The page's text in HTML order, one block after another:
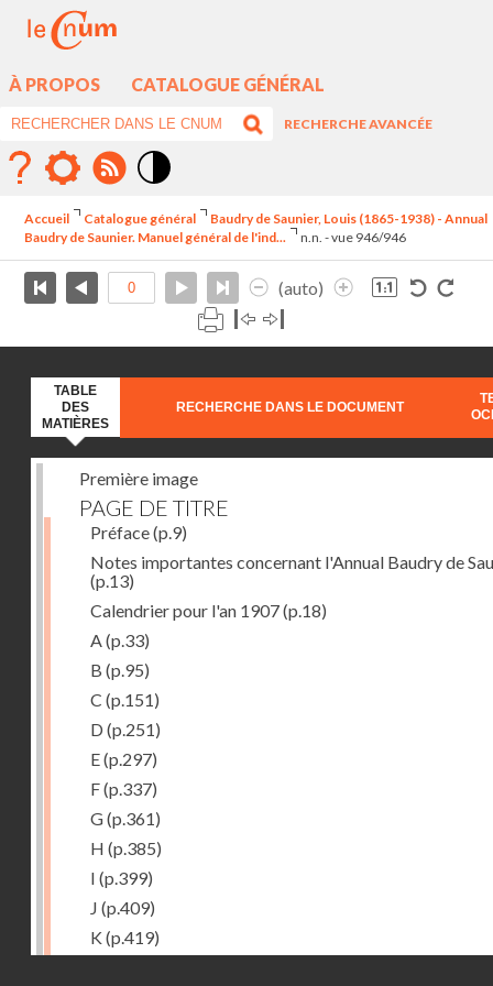
À PROPOS CATALOGUE GÉNÉRAL
RECHERCHE AVANCÉE
élévé
Accueil Catalogue général
Baudry de Saunier, Louis (1865-1938) - Annual
Baudry de Saunier. Manuel général de l'ind...
n.n. - vue 946/946
(auto)
TABLE
DES
MATIÈRES
RECHERCHE DANS LE DOCUMENT
Première image
PAGE DE TITRE
Préface(p.9)
Notes importantes concernant l'Annual Baudry de
(p.13)
Calendrier pour l'an 1907(p.18)
A (p.33)
B (p.95)
C (p.151)
D (p.251)
E(p.297)
F(p.337)
G(p.361)
H (p.385)
I (p.399)
J (p.409)
K (p.419)